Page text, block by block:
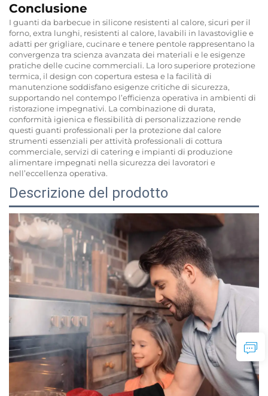
Conclusione
I guanti da barbecue in silicone resistenti al calore, sicuri per il
forno, extra lunghi, resistenti al calore, lavabili in lavastoviglie e
adatti per grigliare, cucinare e tenere pentole rappresentano la
convergenza tra scienza avanzata dei materiali e le esigenze
pratiche delle cucine commerciali. La loro superiore protezione
termica, il design con copertura estesa e la facilità di
manutenzione soddisfano esigenze critiche di sicurezza,
supportando nel contempo l’efficienza operativa in ambienti di
ristorazione impegnativi. La combinazione di durata,
conformità igienica e flessibilità di personalizzazione rende
questi guanti professionali per la protezione dal calore
strumenti essenziali per attività professionali di cottura
commerciale, servizi di catering e impianti di produzione
alimentare impegnati nella sicurezza dei lavoratori e
nell’eccellenza operativa.
Descrizione del prodotto